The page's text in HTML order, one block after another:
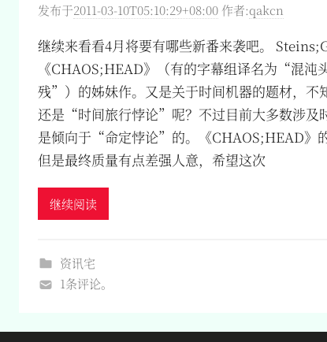
发布于2011-03-10T05:10:29+08:00 作者:qakcn
继续来看看4月将要有哪些新番来袭吧。
《CHAOS;HEAD》（有的字幕组译名为“混
残”）的姊妹作。又是关于时间机器的题材，不
还是“时间旅行悖论”呢？不过目前大多数涉及
是倾向于“命定悖论”的。《CHAOS;HEAD》
但是最终质量有点差强人意，希望这次
继续阅读
资讯宅
1条评论。